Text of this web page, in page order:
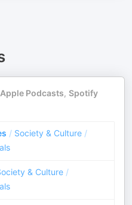
Apple Podcasts, Spotify
/ Society & Culture /
& Culture /